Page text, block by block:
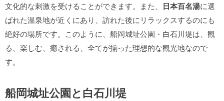
文化的な刺激を受けることができます。また、 日本百名湯に選
ばれた温泉地が近くにあり、訪れた後にリラックスするのにも
絶好の場所です。このように、船岡城址公園・白石川堤は、観
る、楽しむ、癒される、全てが揃った理想的な観光地なので
す。
船岡城址公園と白石川堤